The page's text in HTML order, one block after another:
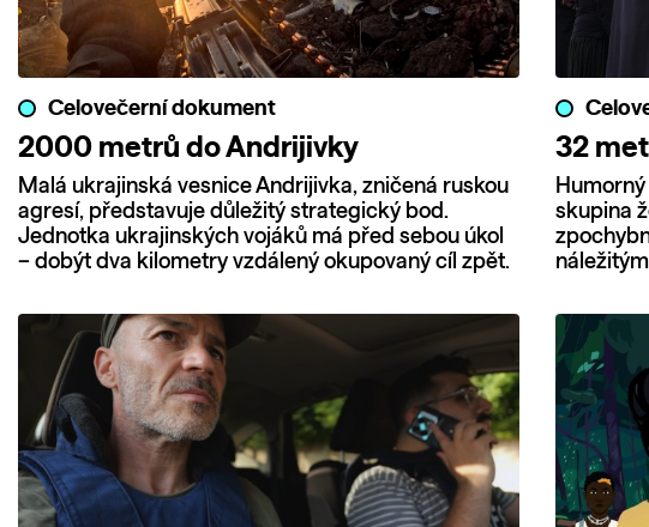
Celovečerní dokument
2000 metrů do Andrijivky
Malá ukrajinská vesnice Andrijivka, zničená ruskou
agresí, představuje důležitý strategický bod.
Jednotka ukrajinských vojáků má před sebou úkol
– dobýt dva kilometry vzdálený okupovaný cíl zpět.
32
skupina